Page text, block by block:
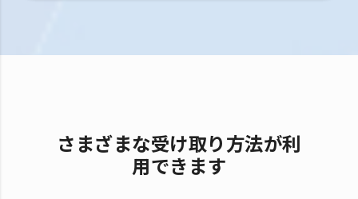
さまざまな受け取り方法が利
用できます